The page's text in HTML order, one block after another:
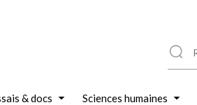
& docs Sciences humaines